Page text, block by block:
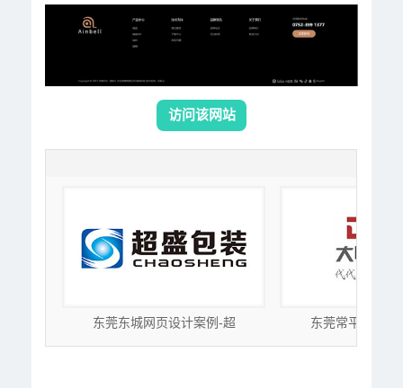
访问该网站
东莞东城网页设计案例-超 东莞常平网站建